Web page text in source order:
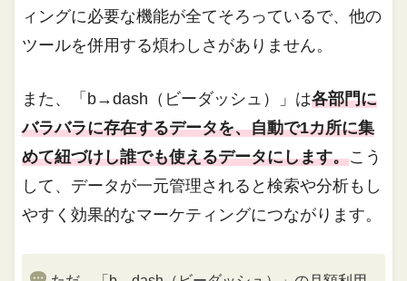
ィングに必要な機能が全てそろっているで、他の
ツールを併用する煩わしさがありません。
また、「b→dash（ビーダッシュ）」は各部門に
バラバラに存在するデータを、自動で1カ所に集
めて紐づけし誰でも使えるデータにします。こう
して、データが一元管理されると検索や分析もし
やすく効果的なマーケティングにつながります。